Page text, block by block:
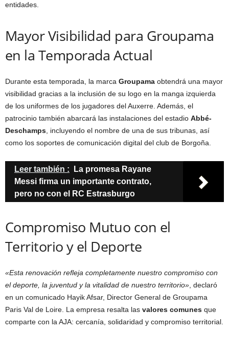
entidades.
Mayor Visibilidad para Groupama
en la Temporada Actual
Durante esta temporada, la marca Groupama obtendrá una mayor
visibilidad gracias a la inclusión de su logo en la manga izquierda
de los uniformes de los jugadores del Auxerre. Además, el
patrocinio también abarcará las instalaciones del estadio Abbé-
Deschamps, incluyendo el nombre de una de sus tribunas, así
como los soportes de comunicación digital del club de Borgoña.
Leer también :
La promesa Rayane
Messi firma un importante contrato,
pero no con el RC Estrasburgo
Compromiso Mutuo con el
Territorio y el Deporte
«Esta renovación refleja completamente nuestro compromiso con
el deporte, la juventud y la vitalidad de nuestro territorio», declaró
en un comunicado Hayik Afsar, Director General de Groupama
Paris Val de Loire. La empresa resalta las valores comunes que
comparte con la AJA: cercanía, solidaridad y compromiso territorial.